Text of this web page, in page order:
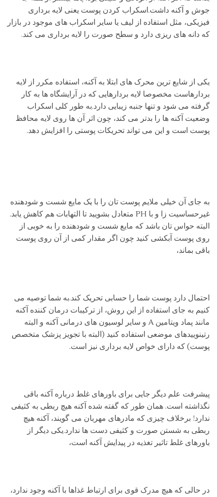
جوش و آکنه داشت.اسکراب کردن پوست یعنی لایه برداری
فیزیکی، مثل استفاده از لیف یا سایر اسکراب های موجود در بازار
که دانه های ریزی دارد و سطح صورت را لایه برداری می کند.
یکی از شایع ترین محرک های ابتلا به آکنه، استفاده مکرر از لایه
بردارهاست مخصوصا لایه بردارهایی که در آرایشگاه ها به کار
گرفته می شود و تنها جنبه زیبایی دارد.به طور کلی اسکراب
وضعیت آکنه ها را بدتر می کند، چون اثر آن ها روی لایه محافظ
پوست است و این می تواند تحریکات پوستی را افزایش دهد.
به جای آن خیلی ملایم پوست تان را با یک مایع شست و شودهنده
غیرحساسیت زا و با PH متعادل بشویید تا التهابات هم کاهش یابد.
البته حواس تان باشد که مایع شست و شودهنده را به خوبی از
روی پوست آبکشی کنید چون اگر مقدار کمی از آن روی پوست
باقی بماند،
احتمال دارد پوست شما را حسابی تحریک کند.به شما توصیه می
کنیم به جای استفاده از این روش، از ترکیبات درمان کننده آکنه
مانند پماد ویتامین A و سایر لوسیون های درمانی آکنه و البته
رتینوییدهای موضعی استفاده کنید (البته با تجویز پزشک متخصص
پوست) که دارای خواص لایه برداری نیز است.
پیشرفت علم دیگر جایی برای باورهای غلط درباره آکنه باقی
نگذاشته است. همان طور که گفته شده آکنه هیچ ربطی به کثیفی
ندارد! برخلاف چیزی که مادرهای مهربان می گویند، آکنه هیچ
ربطی به شستن صورت و کثیفی دست ها ندارد.یکی دیگر از
باورهای غلط تاثیر تغذیه در پیدایش آکنه است،
در حالی که هیچ مدرک قوی برای ارتباط غذاها با آکنه وجود ندارد،